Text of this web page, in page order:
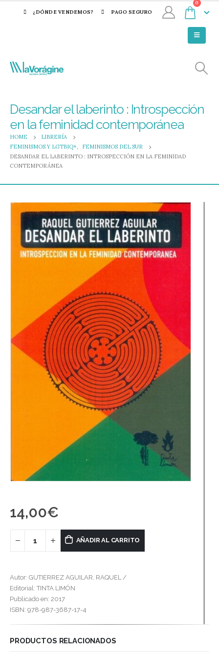
¿DÓNDE VENDEMOS? PAGO SEGURO
0
Desandar el laberinto : Introspección
en la feminidad contemporánea
HOME
LIBRERÍA
FEMINISMOS Y LGTBIQ+,
FEMINISMOS DEL SUR
DESANDAR EL LABERINTO : INTROSPECCIÓN EN LA FEMINIDAD
CONTEMPORÁNEA
14,00€
AÑADIR AL CARRITO
Autor: GUTIERREZ AGUILAR, RAQUEL /
Editorial: TINTA LIMÓN
Publicado en: 2017
ISBN: 978-987-3687-17-4
PRODUCTOS RELACIONADOS